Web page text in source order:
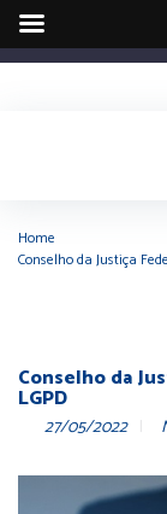
Home
Conselho da Justiça
Conselho da
LGPD
27/05/2022